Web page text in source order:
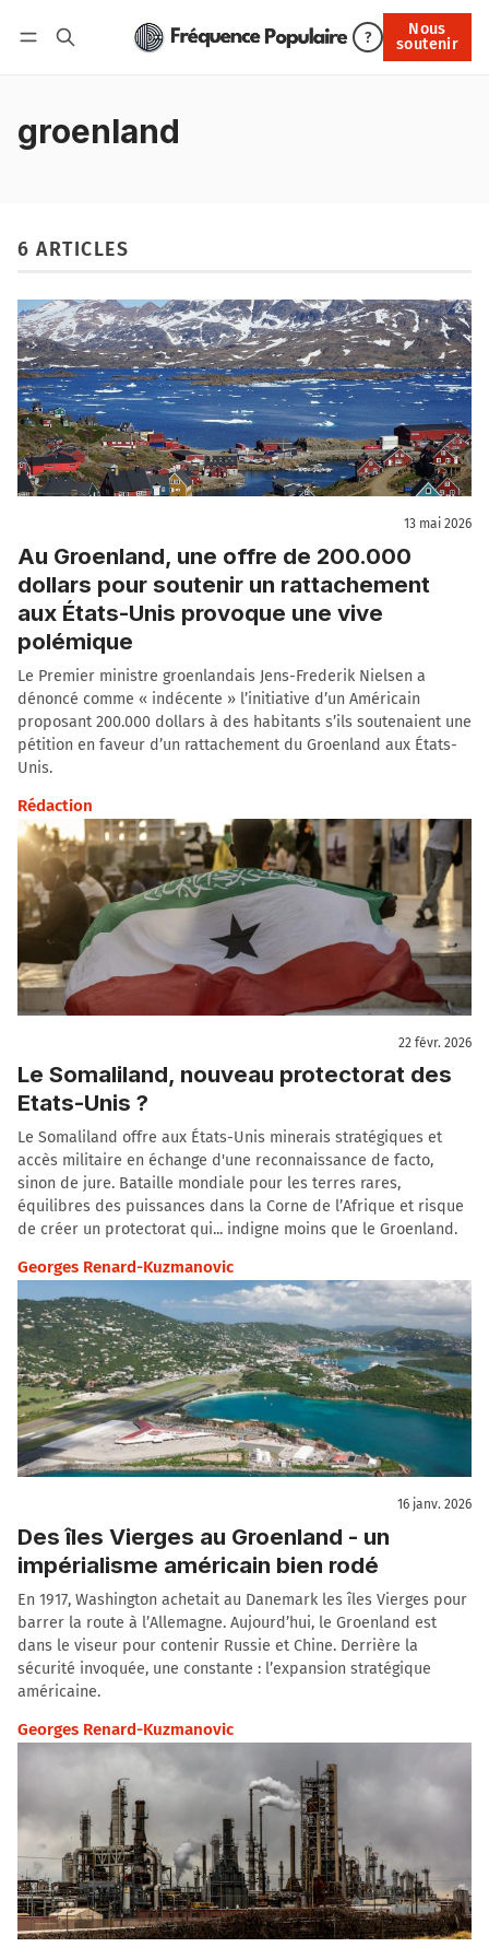
?
Nous
soutenir
Nous soutenir
groenland
6 ARTICLES
13 mai 2026
Au Groenland, une offre de 200.000
dollars pour soutenir un rattachement
aux États-Unis provoque une vive
polémique
Le Premier ministre groenlandais Jens-Frederik Nielsen a
dénoncé comme « indécente » l’initiative d’un Américain
proposant 200.000 dollars à des habitants s’ils soutenaient une
pétition en faveur d’un rattachement du Groenland aux États-
Unis.
Rédaction
22 févr. 2026
Le Somaliland, nouveau protectorat des
Etats-Unis ?
Le Somaliland offre aux États-Unis minerais stratégiques et
accès militaire en échange d'une reconnaissance de facto,
sinon de jure. Bataille mondiale pour les terres rares,
équilibres des puissances dans la Corne de l’Afrique et risque
de créer un protectorat qui... indigne moins que le Groenland.
Georges Renard-Kuzmanovic
16 janv. 2026
Des îles Vierges au Groenland - un
impérialisme américain bien rodé
En 1917, Washington achetait au Danemark les îles Vierges pour
barrer la route à l’Allemagne. Aujourd’hui, le Groenland est
dans le viseur pour contenir Russie et Chine. Derrière la
sécurité invoquée, une constante : l’expansion stratégique
américaine.
Georges Renard-Kuzmanovic